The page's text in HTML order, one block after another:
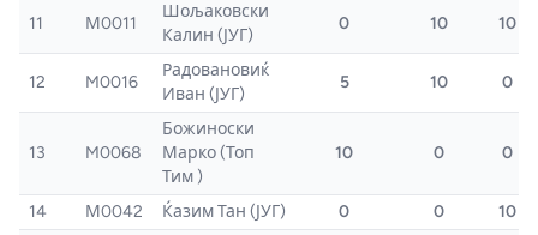
11 М0011
Шољаковски
Калин (ЈУГ)
0 10 10
12 M0016
Радовановиќ
Иван (ЈУГ)
5 10 0
13 M0068
Божиноски
Марко (Топ
Тим )
10 0 0
14 М0042 Ќазим Тан (ЈУГ) 0 0 10